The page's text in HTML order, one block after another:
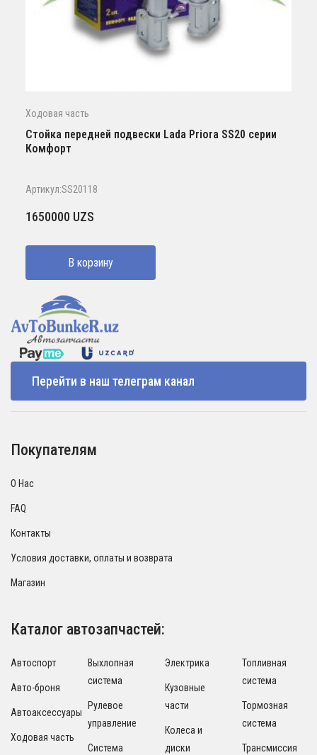
Ходовая часть
Стойка передней подвески Lada Priora SS20 серии
Комфорт
Артикул:SS20118
1650000 UZS
В корзину
Перейти в наш телеграм канал
Покупателям
О Нас
FAQ
Контакты
Условия доставки, оплаты и возврата
Магазин
Каталог автозапчастей:
Автоспорт
Авто-броня
Автоаксессуары
Ходовая часть
Выхлопная
система
Рулевое
управление
Система
Электрика
Кузовные
части
Колеса и
диски
Топливная
система
Тормозная
система
Трансмиссия